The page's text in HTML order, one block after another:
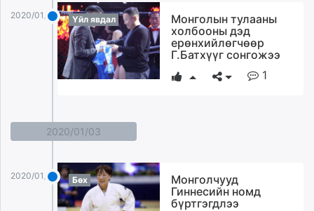
2020/01/06 Үйл явдал
Монголын тулааны
холбооны дэд
ерөнхийлөгчөөр
Г.Батхүүг сонгожээ
1
2020/01/03
2020/01/03 Бөх
Монголчууд
Гиннесийн номд
бүртгэгдлээ